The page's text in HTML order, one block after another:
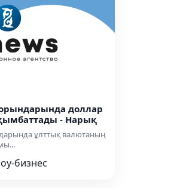
доллар
- Нарық
ұлттық валютаның
бизнес